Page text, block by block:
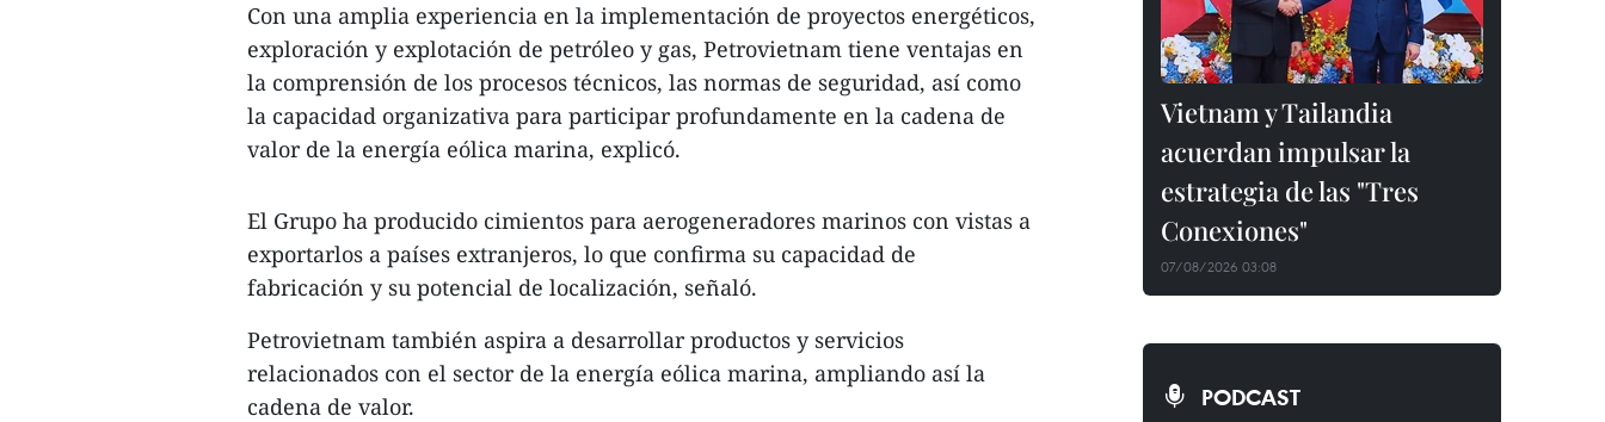
Con una amplia experiencia en la implementación de proyectos energéticos,
exploración y explotación de petróleo y gas, Petrovietnam tiene ventajas en
la comprensión de los procesos técnicos, las normas de seguridad, así como
la capacidad organizativa para participar profundamente en la cadena de
valor de la energía eólica marina, explicó.
El Grupo ha producido cimientos para aerogeneradores marinos con vistas a
exportarlos a países extranjeros, lo que confirma su capacidad de
fabricación y su potencial de localización, señaló.
Petrovietnam también aspira a desarrollar productos y servicios
relacionados con el sector de la energía eólica marina, ampliando así la
cadena de valor.
Vietnam y Tailandia
acuerdan impulsar la
estrategia de las "Tres
Conexiones"
07/08/2026 03:08
PODCAST